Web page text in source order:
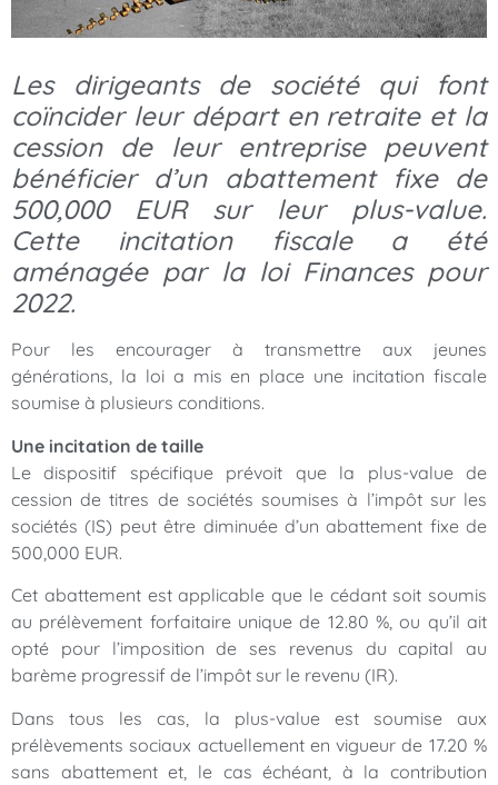
Les dirigeants de société qui font
coïncider leur départ en retraite et la
cession de leur entreprise peuvent
bénéficier d’un abattement fixe de
500,000 EUR sur leur plus-value.
Cette incitation fiscale a été
aménagée par la loi Finances pour
2022.
Pour les encourager à transmettre aux jeunes
générations, la loi a mis en place une incitation fiscale
soumise à plusieurs conditions.
Une incitation de taille
Le dispositif spécifique prévoit que la plus-value de
cession de titres de sociétés soumises à l’impôt sur les
sociétés (IS) peut être diminuée d’un abattement fixe de
500,000 EUR.
Cet abattement est applicable que le cédant soit soumis
au prélèvement forfaitaire unique de 12.80 %, ou qu’il ait
opté pour l’imposition de ses revenus du capital au
barème progressif de l’impôt sur le revenu (IR).
Dans tous les cas, la plus-value est soumise aux
prélèvements sociaux actuellement en vigueur de 17.20 %
sans abattement et, le cas échéant, à la contribution